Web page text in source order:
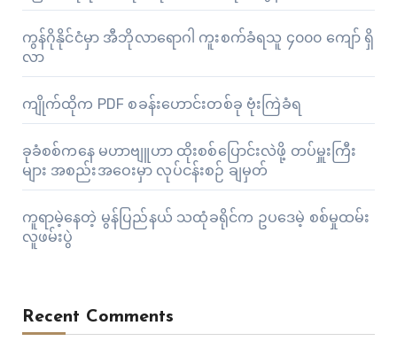
ကွန်ဂိုနိုင်ငံမှာ အီဘိုလာရောဂါ ကူးစက်ခံရသူ ၄၀၀၀ ကျော် ရှိ
လာ
ကျိုက်ထိုက PDF စခန်းဟောင်းတစ်ခု ဗုံးကြဲခံရ
ခုခံစစ်ကနေ မဟာဗျူဟာ ထိုးစစ်ပြောင်းလဲဖို့ တပ်မှူးကြီး
များ အစည်းအဝေးမှာ လုပ်ငန်းစဉ် ချမှတ်
ကူရာမဲ့နေတဲ့ မွန်ပြည်နယ် သထုံခရိုင်က ဥပဒေမဲ့ စစ်မှုထမ်း
လူဖမ်းပွဲ
Recent Comments